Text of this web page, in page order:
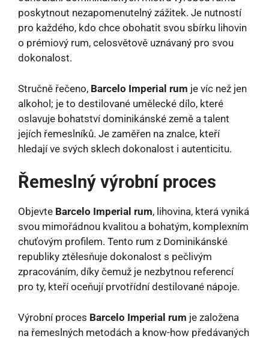
poskytnout nezapomenutelný zážitek. Je nutností
pro každého, kdo chce obohatit svou sbírku lihovin
o prémiový rum, celosvětově uznávaný pro svou
dokonalost.
Stručně řečeno, Barcelo Imperial rum je víc než jen
alkohol; je to destilované umělecké dílo, které
oslavuje bohatství dominikánské země a talent
jejích řemeslníků. Je zaměřen na znalce, kteří
hledají ve svých sklech dokonalost i autenticitu.
Řemeslný výrobní proces
Objevte Barcelo Imperial rum, lihovina, která vyniká
svou mimořádnou kvalitou a bohatým, komplexním
chuťovým profilem. Tento rum z Dominikánské
republiky ztělesňuje dokonalost s pečlivým
zpracováním, díky čemuž je nezbytnou referencí
pro ty, kteří oceňují prvotřídní destilované nápoje.
Výrobní proces Barcelo Imperial rum je založena
na řemeslných metodách a know-how předávaných